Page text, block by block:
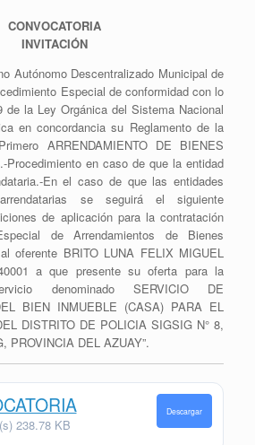
CONVOCATORIA
INVITACIÓN
Autónomo Descentralizado Municipal de
Especial de conformidad con lo
la Ley Orgánica del Sistema Nacional
en concordancia su Reglamento de la
ARRENDAMIENTO DE BIENES
Procedimiento en caso de que la entidad
En el caso de que las entidades
se seguirá el siguiente
de aplicación para la contratación
de Arrendamientos de Bienes
oferente BRITO LUNA FELIX MIGUEL
a que presente su oferta para la
denominado SERVICIO DE
BIEN INMUEBLE (CASA) PARA EL
DISTRITO DE POLICIA SIGSIG N° 8,
PROVINCIA DEL AZUAY”.
238.78 KB
Descargar